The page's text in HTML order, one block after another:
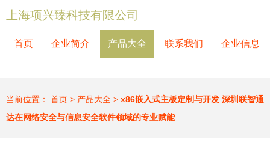
上海项兴臻科技有限公司
首页 企业简介 产品大全 联系我们 企业信息
当前位置： 首页 > 产品大全 > x86嵌入式主板定制与开发 深圳联智通
达在网络安全与信息安全软件领域的专业赋能